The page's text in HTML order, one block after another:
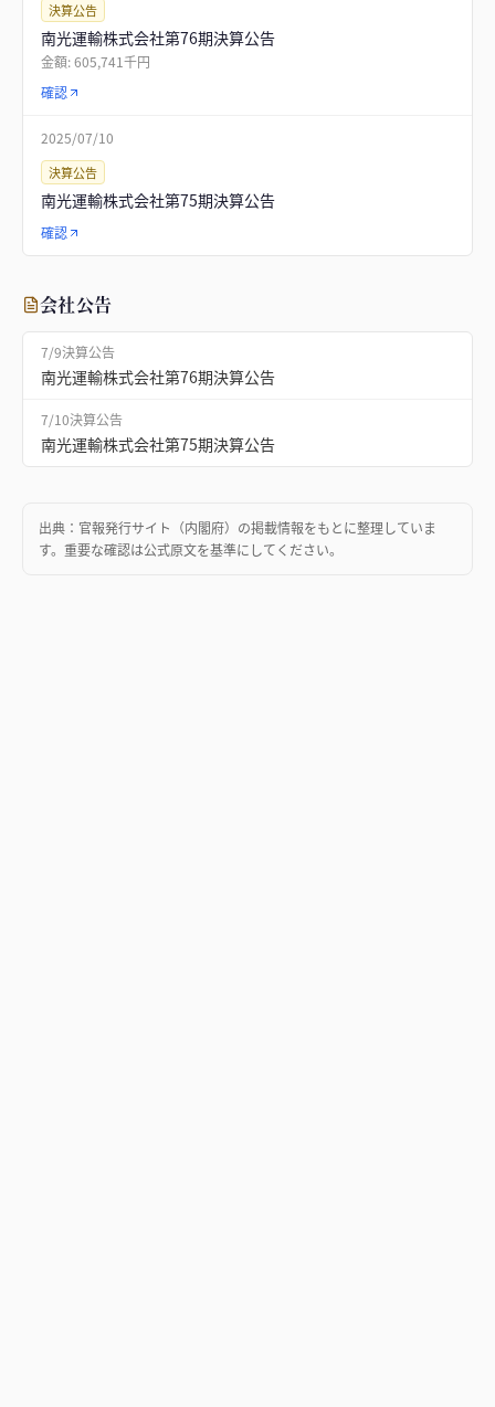
決算公告
南光運輸株式会社第76期決算公告
金額:605,741千円
確認
2025/07/10
決算公告
南光運輸株式会社第75期決算公告
確認
会社公告
7/9決算公告
南光運輸株式会社第76期決算公告
7/10決算公告
南光運輸株式会社第75期決算公告
出典： 官報発行サイト（内閣府） の掲載情報をもとに整理していま
す。重要な確認は公式原文を基準にしてください。